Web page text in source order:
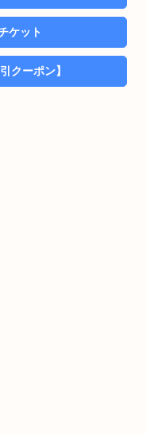
ケット
クーポン】